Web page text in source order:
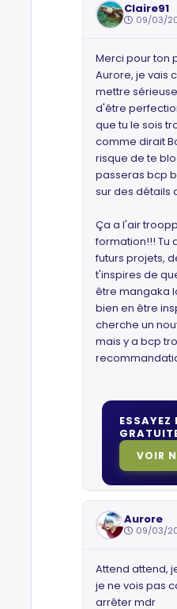
Claire91
09/03/
Merci pour ton
Aurore, je vais
mettre
d'être
que tu le sois
comme dirait
risque de te
passeras bcp
sur des détails
Ça a l'air
formation!!! Tu
futurs projets,
t'inspires de
être mangaka
bien en être
cherche un
mais y a bcp
ESSAYEZ
VOIR
Aurore
09/03/
Attend attend,
je ne vois pas
arrêter mdr